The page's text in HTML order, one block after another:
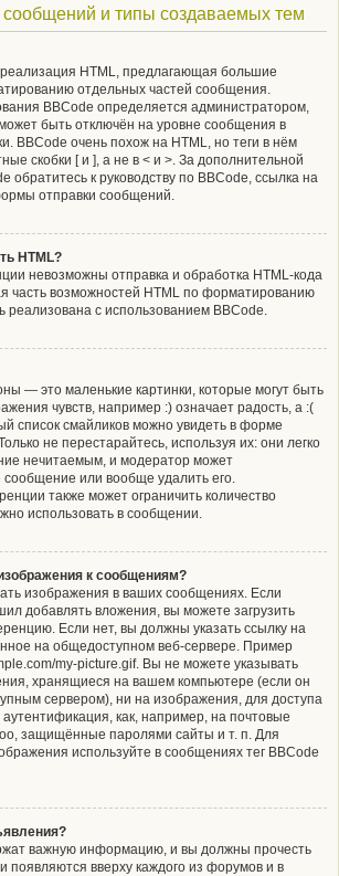
и типы создаваемых тем
HTML, предлагающая большие
отдельных частей сообщения.
BBCode определяется администратором,
быть отключён на уровне сообщения в
BBCode очень похож на HTML, но теги в нём
скобки [ и ], а не в < и >. За дополнительной
обратитесь к руководству по BBCode, ссылка на
отправки сообщений.
HTML?
невозможны отправка и обработка HTML-кода
часть возможностей HTML по форматированию
с использованием BBCode.
— это маленькие картинки, которые могут быть
чувств, например :) означает радость, а :(
список смайликов можно увидеть в форме
не перестарайтесь, используя их: они легко
нечитаемым, и модератор может
сообщение или вообще удалить его.
также может ограничить количество
использовать в сообщении.
к сообщениям?
изображения в ваших сообщениях. Если
добавлять вложения, вы можете загрузить
Если нет, вы должны указать ссылку на
на общедоступном веб-сервере. Пример
my-picture.gif. Вы не можете указывать
хранящиеся на вашем компьютере (если он
сервером), ни на изображения, для доступа
как, например, на почтовые
защищённые паролями сайты и т. п. Для
используйте в сообщениях тег BBCode
важную информацию, и вы должны прочесть
появляются вверху каждого из форумов и в